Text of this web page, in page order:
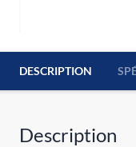
DESCRIPTION
Description